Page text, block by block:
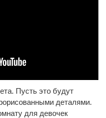
Пусть это будут
деталями.
для девочек